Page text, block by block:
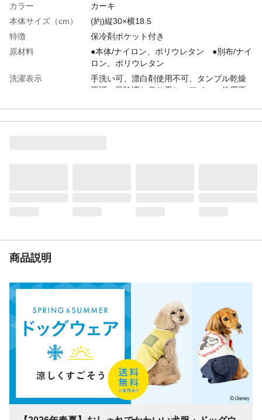
カラー
カーキ
本体サイズ（cm）
(約)縦30×横18.5
特徴
保冷剤ポケット付き
原材料
●本体/ナイロン、ポリウレタン ●別布/ナイ
ロン、ポリウレタン
洗濯表示
手洗い可、漂白剤使用不可、タンブル乾燥
不可、日陰濡れ吊り干し、アイロン使用不
対象犬種
商品説明